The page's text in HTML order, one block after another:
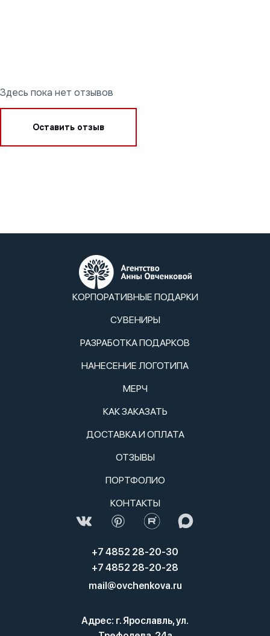
Здесь пока нет отзывов
Оставить отзыв
КОРПОРАТИВНЫЕ ПОДАРКИ
СУВЕНИРЫ
РАЗРАБОТКА ПОДАРКОВ
НАНЕСЕНИЕ ЛОГОТИПА
МЕРЧ
КАК ЗАКАЗАТЬ
ДОСТАВКА И ОПЛАТА
ОТЗЫВЫ
ПОРТФОЛИО
КОНТАКТЫ
+7 4852 28-20-30
+7 4852 28-20-28
mail@ovchenkova.ru
Адрес: г. Ярославль, ул.